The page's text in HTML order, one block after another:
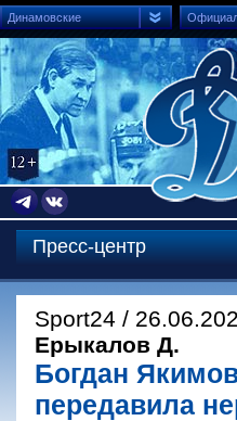
Динамовские
Пресс-центр
Sport24 /
Ерыкалов Д.
Богдан
передавила